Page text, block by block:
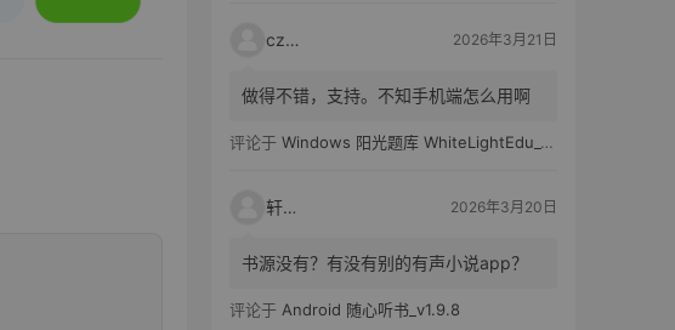
czh7 2026年3月21日
做得不错，支持。不知手机端怎么用啊
评论于 Windows 阳光题库 WhiteLightEdu_v2.0.0
轩爸 2026年3月20日
书源没有？有没有别的有声小说app？
评论于 Android 随心听书_v1.9.8